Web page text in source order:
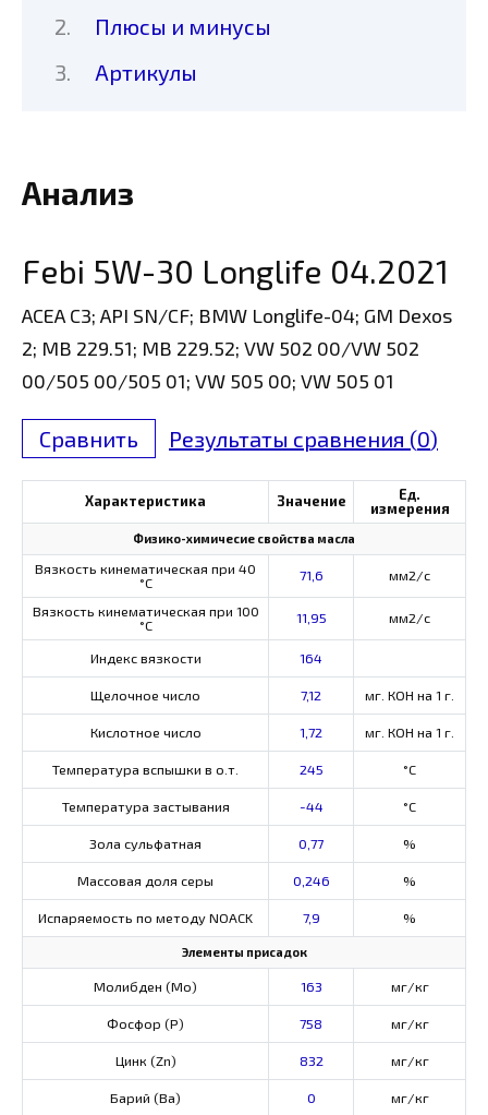
Плюсы и минусы
Артикулы
Анализ
Febi 5W-30 Longlife 04.2021
ACEA C3; API SN/CF; BMW Longlife-04; GM Dexos
2; MB 229.51; MB 229.52; VW 502 00/VW 502
00/505 00/505 01; VW 505 00; VW 505 01
Сравнить Результаты сравнения (0)
Характеристика Значение
Ед.
измерения
Физико-химичесие свойства масла
Вязкость кинематическая при 40
°С
71,6 мм2/с
Вязкость кинематическая при 100
°С
11,95 мм2/с
Индекс вязкости 164
Щелочное число 7,12 мг. КОН на 1 г.
Кислотное число 1,72 мг. КОН на 1 г.
Температура вспышки в о.т. 245 °C
Температура застывания -44 °C
Зола сульфатная 0,77 %
Массовая доля серы 0,246 %
Испаряемость по методу NOACK 7,9 %
Элементы присадок
Молибден (Мо) 163 мг/кг
Фосфор (Р) 758 мг/кг
Цинк (Zn) 832 мг/кг
Барий (Ва) 0 мг/кг